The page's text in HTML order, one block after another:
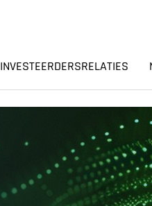
INVESTEERDERSRELATIES